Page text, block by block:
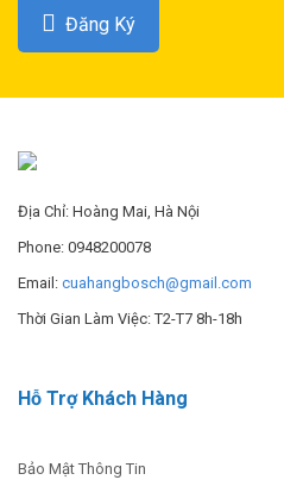
1.867.000
650.000₫
MUA NGAY
₫
Đăng Ký
Địa Chỉ: Hoàng Mai, Hà Nội
Phone: 0948200078
Email: cuahangbosch@gmail.com
Thời Gian Làm Việc: T2-T7 8h-18h
Hỗ Trợ Khách Hàng
Bảo Mật Thông Tin